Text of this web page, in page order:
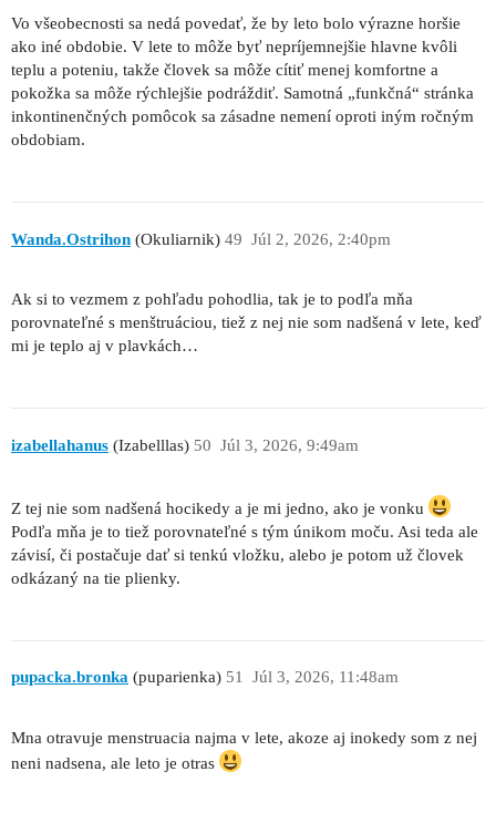
Vo všeobecnosti sa nedá povedať, že by leto bolo výrazne horšie
ako iné obdobie. V lete to môže byť nepríjemnejšie hlavne kvôli
teplu a poteniu, takže človek sa môže cítiť menej komfortne a
pokožka sa môže rýchlejšie podráždiť. Samotná „funkčná“ stránka
inkontinenčných pomôcok sa zásadne nemení oproti iným ročným
obdobiam.
Wanda.Ostrihon (Okuliarnik) Júl 2, 2026, 2:40pm
49
Ak si to vezmem z pohľadu pohodlia, tak je to podľa mňa
porovnateľné s menštruáciou, tiež z nej nie som nadšená v lete, keď
mi je teplo aj v plavkách…
izabellahanus (Izabelllas) Júl 3, 2026, 9:49am
50
Z tej nie som nadšená hocikedy a je mi jedno, ako je vonku
Podľa mňa je to tiež porovnateľné s tým únikom moču. Asi teda ale
závisí, či postačuje dať si tenkú vložku, alebo je potom už človek
odkázaný na tie plienky.
pupacka.bronka (puparienka) Júl 3, 2026, 11:48am
51
Mna otravuje menstruacia najma v lete, akoze aj inokedy som z nej
neni nadsena, ale leto je otras